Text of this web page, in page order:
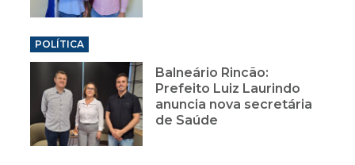
POLÍTICA
Balneário Rincão:
Prefeito Luiz Laurindo
anuncia nova secretária
de Saúde